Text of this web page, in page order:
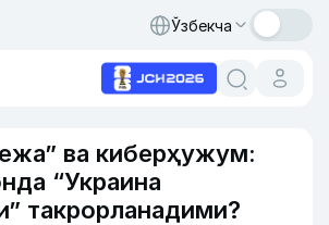
Ўзбекча
ва киберҳужум:
“Украина
такрорланадими?